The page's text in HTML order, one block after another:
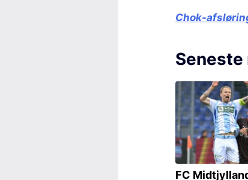
Chok-
Seneste